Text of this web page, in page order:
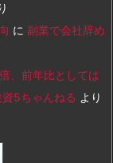
に 副業で会社辞め
、前年比としては
ちゃんねる より